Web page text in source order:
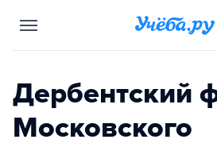
Дербентский
Московского